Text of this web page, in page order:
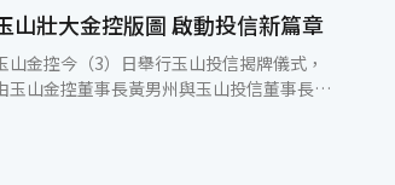
山壯大金控版圖 啟動投信新篇章
山金控今（3）日舉行玉山投信揭牌儀式，
玉山金控董事長黃男州與玉山投信董事長陳